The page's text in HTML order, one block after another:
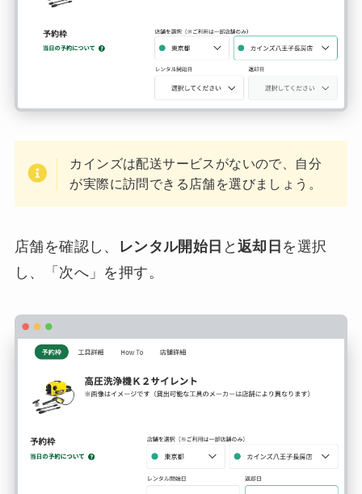
カインズは配送サービスがないので、自分
が実際に訪問できる店舗を選びましょう。
店舗を確認し、 レンタル開始日 と 返却日 を選択
し、「次へ」を押す。